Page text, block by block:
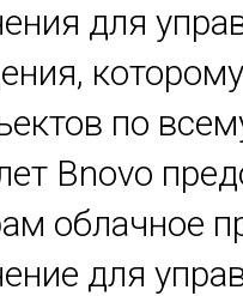
для
по
Bnovo
облачное
для